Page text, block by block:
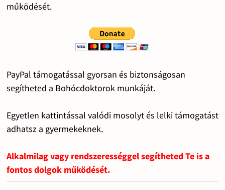
működését.
PayPal támogatással gyorsan és biztonságosan
segítheted a Bohócdoktorok munkáját.
Egyetlen kattintással valódi mosolyt és lelki támogatást
adhatsz a gyermekeknek.
Alkalmilag vagy rendszerességgel segítheted Te is a
fontos dolgok működését.